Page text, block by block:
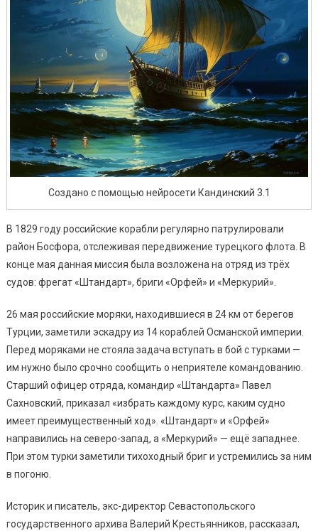
Создано с помощью нейросети Кандинский 3.1
В 1829 году российские корабли регулярно патрулировали
район Босфора, отслеживая передвижение турецкого флота. В
конце мая данная миссия была возложена на отряд из трёх
судов: фрегат «Штандарт», бриги «Орфей» и «Меркурий».
26 мая российские моряки, находившиеся в 24 км от берегов
Турции, заметили эскадру из 14 кораблей Османской империи.
Перед моряками не стояла задача вступать в бой с турками —
им нужно было срочно сообщить о неприятеле командованию.
Старший офицер отряда, командир «Штандарта» Павел
Сахновский, приказал «избрать каждому курс, каким судно
имеет преимущественный ход». «Штандарт» и «Орфей»
направились на северо-запад, а «Меркурий» — ещё западнее.
При этом турки заметили тихоходный бриг и устремились за ним
в погоню.
Историк и писатель, экс-директор Севастопольского
государственного архива Валерий Крестьянников, рассказал,